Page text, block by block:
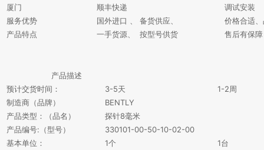
厦门
顺丰快递
调试安装
服务优势
国外进口 、 备货供应、
价格合适
产品特点
一手货源、 按型号供货 售后有保障
产品描述
预计交货时间：
3-5天
1-2周
制造商（品牌）
BENTLY
产品类型：（品名）
探针8毫米
产品编号:（型号）
330101-00-50-10-02-00
基本单位：
1个
1台